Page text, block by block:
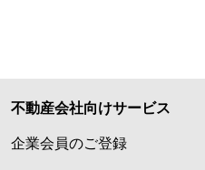
不動産会社向けサービス
企業会員のご登録